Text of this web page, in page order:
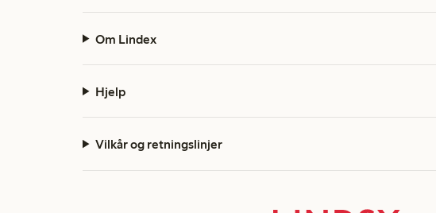
Om Lindex
Hjelp
Vilkår og retningslinjer